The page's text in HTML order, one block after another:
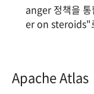
anger 정책을
er on steroids"
Apache Atlas